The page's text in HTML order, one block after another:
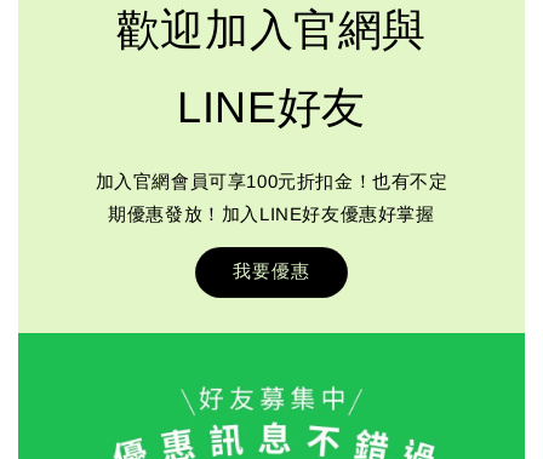
歡迎加入官網與
LINE好友
加入官網會員可享100元折扣金！也有不定
期優惠發放！加入LINE好友優惠好掌握
我要優惠